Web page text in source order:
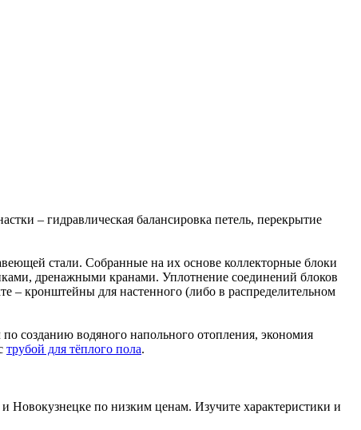
– гидравлическая балансировка петель, перекрытие
стали. Собранные на их основе коллекторные блоки
дренажными кранами. Уплотнение соединений блоков
– кронштейны для настенного (либо в распределительном
созданию водяного напольного отопления, экономия
трубой для тёплого пола.
по низким ценам. Изучите характеристики и